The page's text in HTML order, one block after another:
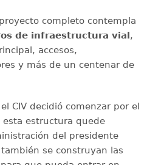
completo contempla
de infraestructura vial,
accesos,
y más de un centenar de
CIV decidió comenzar por el
estructura quede
del presidente
se construyan las